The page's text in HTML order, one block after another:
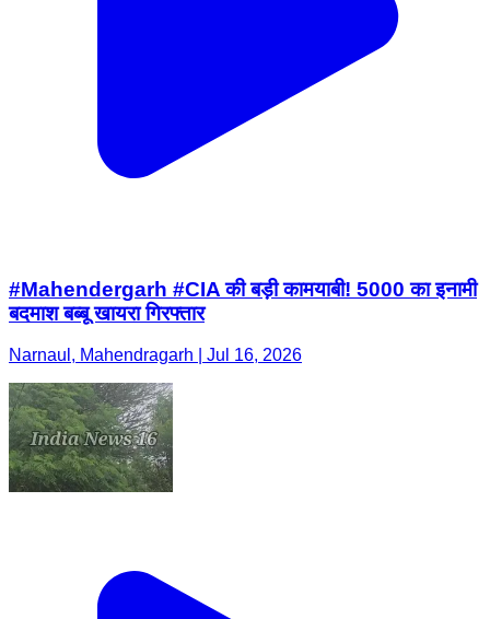
#Mahendergarh #CIA की बड़ी कामयाबी! 5000 का इनामी
बदमाश बब्बू खायरा गिरफ्तार
Narnaul, Mahendragarh | Jul 16, 2026